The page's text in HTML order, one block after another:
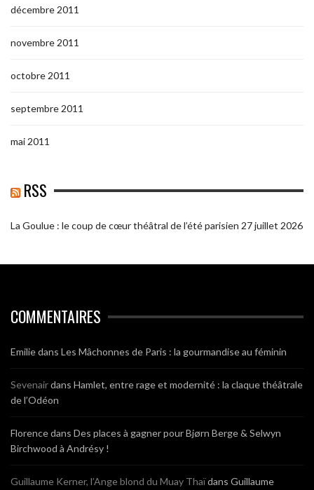
décembre 2011
novembre 2011
octobre 2011
septembre 2011
mai 2011
RSS
La Goulue : le coup de cœur théâtral de l’été parisien 27 juillet 2026
COMMENTAIRES
Emiliedans Les Mâchonnes de Paris : la gourmandise au féminin
Sevenairdans Hamlet, entre rage et modernité : la claque théâtrale
de l’Odéon
Florencedans Des places à gagner pour Bjørn Berge & Selwyn
Birchwood à Andrésy !
Guillaume Kerner, l’Ange blond du Muay Thaïdans Guillaume